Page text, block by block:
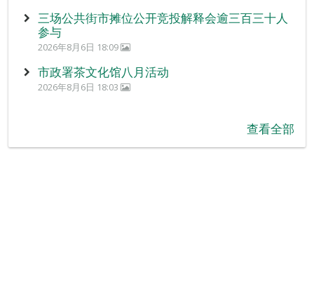
三场公共街市摊位公开竞投解释会逾三百三十人
参与
2026年8月6日 18:09
市政署茶文化馆八月活动
2026年8月6日 18:03
查看全部